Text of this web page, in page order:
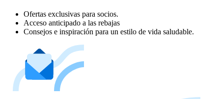
Ofertas exclusivas para socios.
Acceso anticipado a las rebajas
Consejos e inspiración para un estilo de vida saludable.